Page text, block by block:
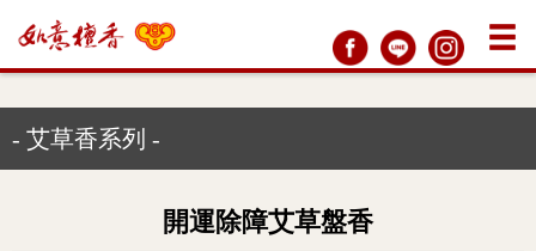
- 艾草香系列 -
開運除障艾草盤香